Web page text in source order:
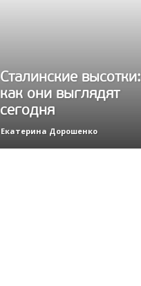
Сталинские высотки:
как они выглядят
сегодня
Екатерина Дорошенко